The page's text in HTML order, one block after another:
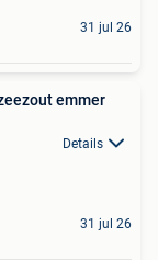
31 jul 26
emmer
Details
31 jul 26